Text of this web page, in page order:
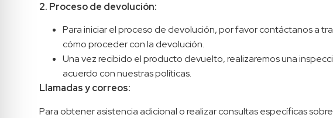
2. Proceso de devolución:
Para iniciar el proceso de devolución, por favor contáctanos a
cómo proceder con la devolución.
Una vez recibido el producto devuelto, realizaremos una
acuerdo con nuestras políticas.
Llamadas y correos:
Para obtener asistencia adicional o realizar consultas específicas